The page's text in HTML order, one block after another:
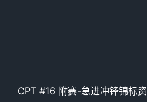
CPT #16 附赛-急进冲锋锦标资